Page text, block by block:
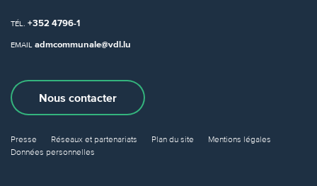
TÉL. +352 4796-1
EMAIL admcommunale@vdl.lu
Nous contacter
Presse Réseaux et partenariats Plan du site
Mentions légales
Données personnelles